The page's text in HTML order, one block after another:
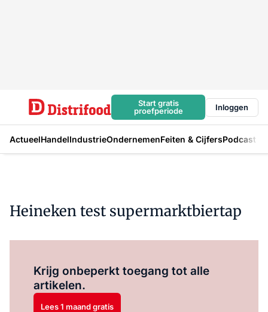
Start gratis
proefperiode
Inloggen
ActueelHandelIndustrieOndernemenFeiten & CijfersPodcast
Heineken test supermarktbiertap
Krijg onbeperkt toegang tot alle
artikelen.
Lees 1 maand gratis